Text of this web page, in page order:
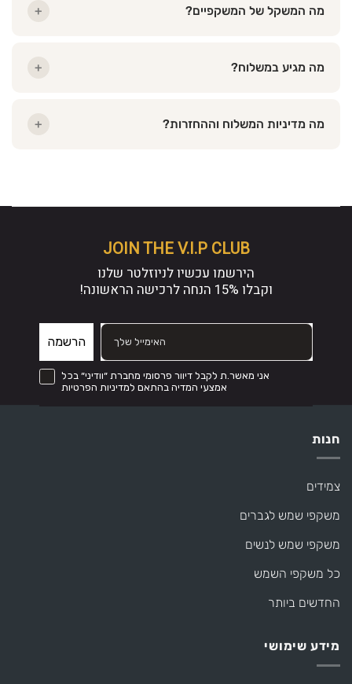
מה המשקל של המשקפיים?
מה מגיע במשלוח?
מה מדיניות המשלוח וההחזרות?
JOIN THE V.I.P CLUB
הירשמו עכשיו לניוזלטר שלנו
וקבלו15% הנחה לרכישה הראשונה!
הרשמה
דיוור פרסומי מחברת ״וודיני״ בכל אמצעי המדיה והכל בהתאם לתקנון
אני מאשר.ת לקבל דיוור פרסומי מחברת ״וודיני״ בכל
אמצעי המדיה בהתאם למדיניות הפרטיות
חנות
צמידים
משקפי שמש לגברים
משקפי שמש לנשים
כל משקפי השמש
החדשים ביותר
מידע שימושי